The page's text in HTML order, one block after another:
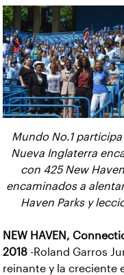
Mundo No.1 participa
Nueva Inglaterra
con 425 New
encaminados a
Haven Parks y
NEW HAVEN,
2018 -Roland Garros
reinante y la creciente